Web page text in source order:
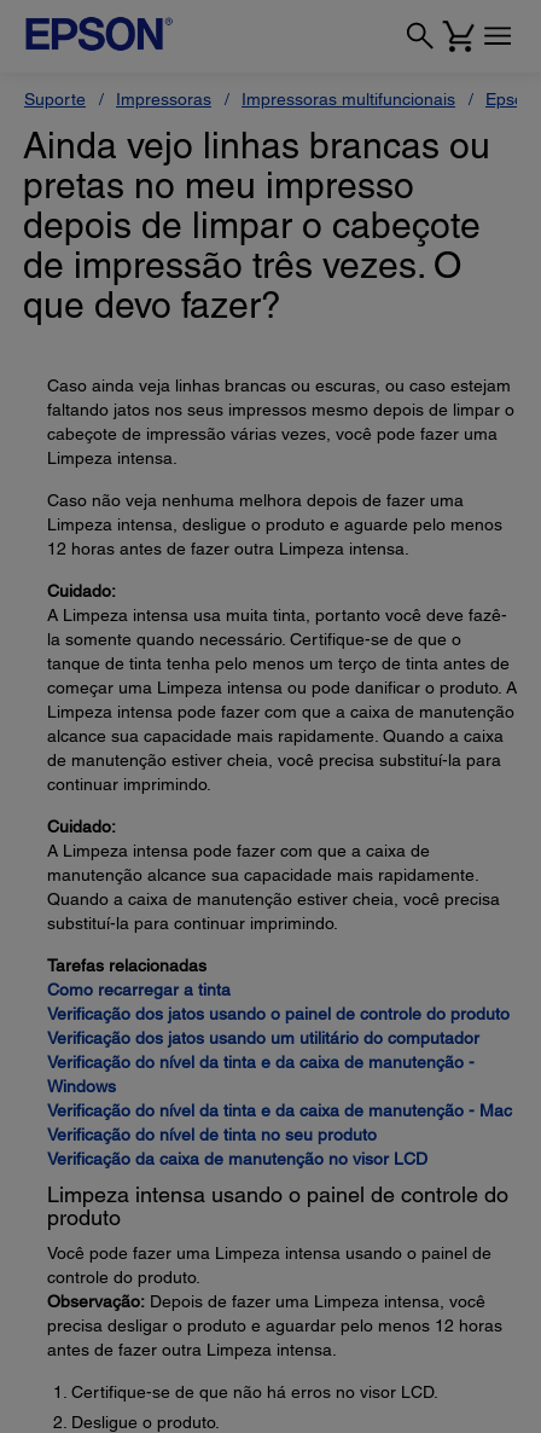
Suporte Impressoras Impressoras multifuncionais Epson
Ainda vejo linhas brancas ou
pretas no meu impresso
depois de limpar o cabeçote
de impressão três vezes. O
que devo fazer?
Caso ainda veja linhas brancas ou escuras, ou caso estejam
faltando jatos nos seus impressos mesmo depois de limpar o
cabeçote de impressão várias vezes, você pode fazer uma
Limpeza intensa.
Caso não veja nenhuma melhora depois de fazer uma
Limpeza intensa, desligue o produto e aguarde pelo menos
12 horas antes de fazer outra Limpeza intensa.
Cuidado:
A Limpeza intensa usa muita tinta, portanto você deve fazê-
la somente quando necessário. Certifique-se de que o
tanque de tinta tenha pelo menos um terço de tinta antes de
começar uma Limpeza intensa ou pode danificar o produto. A
Limpeza intensa pode fazer com que a caixa de manutenção
alcance sua capacidade mais rapidamente. Quando a caixa
de manutenção estiver cheia, você precisa substituí-la para
continuar imprimindo.
Cuidado:
A Limpeza intensa pode fazer com que a caixa de
manutenção alcance sua capacidade mais rapidamente.
Quando a caixa de manutenção estiver cheia, você precisa
substituí-la para continuar imprimindo.
Tarefas relacionadas
Como recarregar a tinta
Verificação dos jatos usando o painel de controle do produto
Verificação dos jatos usando um utilitário do computador
Verificação do nível da tinta e da caixa de manutenção -
Windows
Verificação do nível da tinta e da caixa de manutenção - Mac
Verificação do nível de tinta no seu produto
Verificação da caixa de manutenção no visor LCD
Limpeza intensa usando o painel de controle do
produto
Você pode fazer uma Limpeza intensa usando o painel de
controle do produto.
Observação: Depois de fazer uma Limpeza intensa, você
precisa desligar o produto e aguardar pelo menos 12 horas
antes de fazer outra Limpeza intensa.
Certifique-se de que não há erros no visor LCD.
Desligue o produto.